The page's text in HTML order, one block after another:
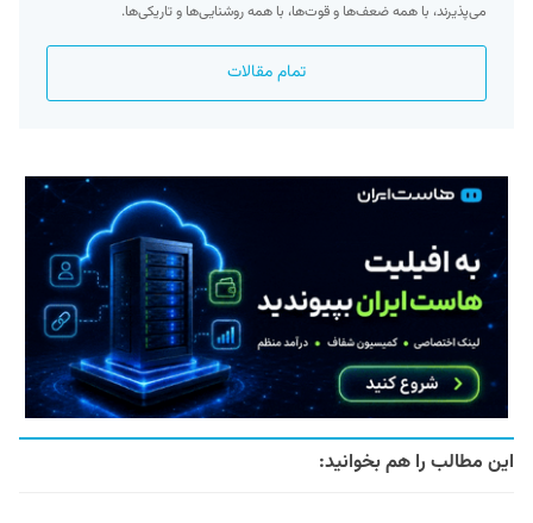
می‌پذیرند، با همه ضعف‌ها و قوت‌ها، با همه روشنایی‌ها و تاریکی‌ها.
تمام مقالات
این مطالب را هم بخوانید: